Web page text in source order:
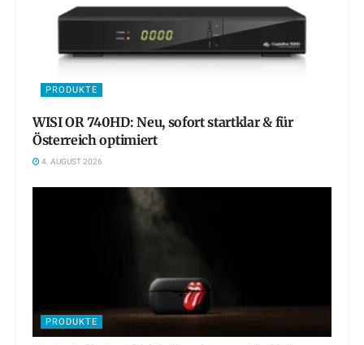
PRODUKTE
WISI OR 740HD: Neu, sofort startklar & für
Österreich optimiert
4. AUGUST 2026
PRODUKTE